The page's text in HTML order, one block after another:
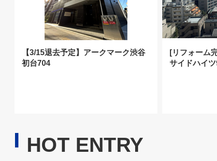
【3/15退去予定】アークマーク渋谷
初台704
[リフォーム
サイドハイ
HOT ENTRY